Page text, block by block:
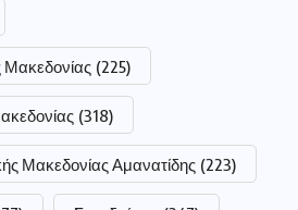
Μακεδονίας (225)
(318)
Μακεδονίας Αμανατίδης (223)